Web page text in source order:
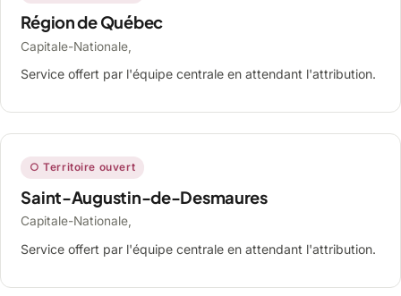
Région de Québec
Capitale-Nationale,
Service offert par l'équipe centrale en attendant l'attribution.
○ Territoire ouvert
Saint-Augustin-de-Desmaures
Capitale-Nationale,
Service offert par l'équipe centrale en attendant l'attribution.